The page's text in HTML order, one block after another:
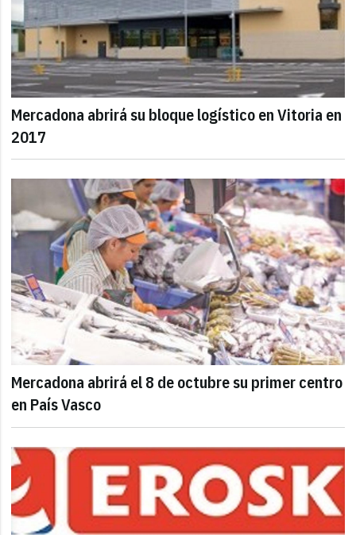
Mercadona abrirá su bloque logístico en Vitoria en
2017
Mercadona abrirá el 8 de octubre su primer centro
en País Vasco